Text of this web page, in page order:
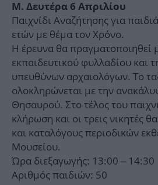
Μ. Δευτέρα 6 Απριλίου
Παιχνίδι Αναζήτησης για
ετών με θέμα τον Χρόνο.
Η έρευνα θα πραγματοποιηθεί
εκπαιδευτικού φυλλαδίου και
υπευθύνων αρχαιολόγων. Το
ολοκληρώνεται με την
Θησαυρού. Στο τέλος του
κλήρωση και οι τρεις νικητές
και καταλόγους περιοδικών
Μουσείου.
Ώρα διεξαγωγής: 13:00 – 14:30
Αριθμός παιδιών: 50